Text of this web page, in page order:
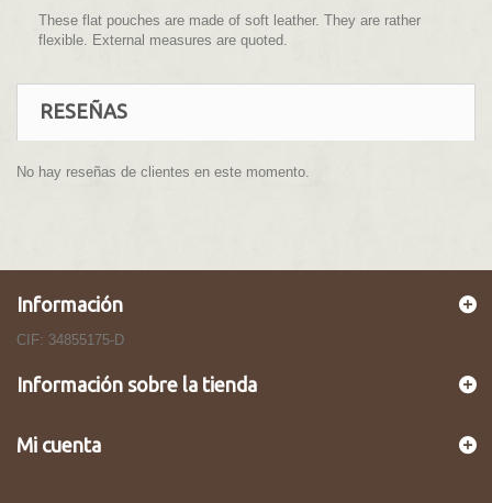
These flat pouches are made of soft leather. They are rather
flexible. External measures are quoted.
RESEÑAS
No hay reseñas de clientes en este momento.
Información
CIF: 34855175-D
Información sobre la tienda
Mi cuenta